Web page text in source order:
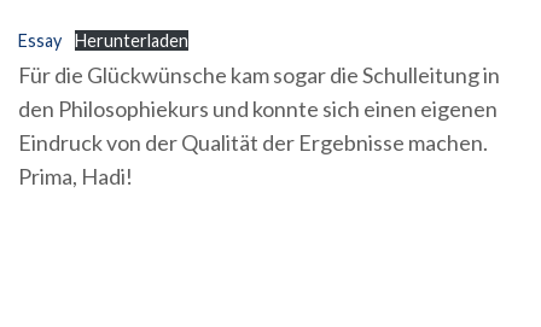
Essay Herunterladen
Für die Glückwünsche kam sogar die Schulleitung in
den Philosophiekurs und konnte sich einen eigenen
Eindruck von der Qualität der Ergebnisse machen.
Prima, Hadi!